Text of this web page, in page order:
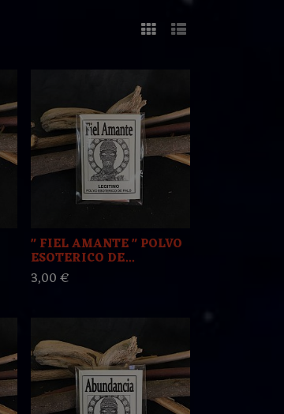
" FIEL AMANTE " POLVO
ESOTERICO DE...
3,00 €